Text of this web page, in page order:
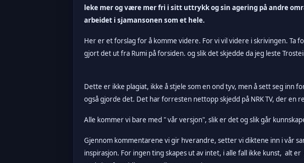
leke mer og være mer fri i sitt uttrykk og sin agering på andre
arbeidet i sjamansonen som et hele.
Her er et forslag for å komme videre. For vi vil videre i skrivingen. Ta
gjort det ut fra Rumi på forsiden. og slik det skjedde da jeg leste
Dette er ikke plagiat, ikke å stjele som en ond tyv, men å sett seg
også gjorde det. Det har forresten nettopp skjedd på NRK TV, der
Alle kommer vi bare med " vår versjon", slik er det og slik går
Gjennom kommentarene vi gir hverandre, setter vi diktene inn i vår
inspirasjon. For ingen ting skapes ut av intet, i alle fall ikke kunst, alt